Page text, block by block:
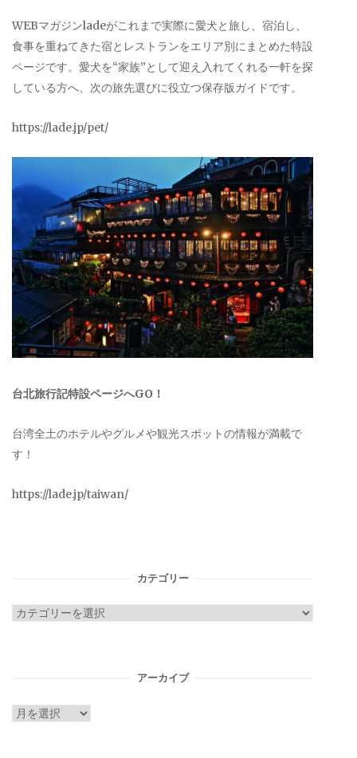
WEBマガジンladeがこれまで実際に愛犬と旅し、宿泊し、
食事を重ねてきた宿とレストランをエリア別にまとめた特設
ページです。愛犬を“家族”として迎え入れてくれる一軒を探
している方へ、次の旅先選びに役立つ保存版ガイドです。
https://lade.jp/pet/
台北旅行記特設ページへGO！
台湾全土のホテルやグルメや観光スポットの情報が満載で
す！
https://lade.jp/taiwan/
カテゴリー
カ
アーカイブ
ア